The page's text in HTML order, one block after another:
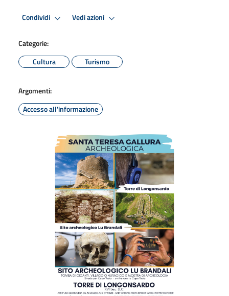
Condividi Vedi azioni
Categorie:
Cultura
Turismo
Argomenti:
Accesso all'informazione